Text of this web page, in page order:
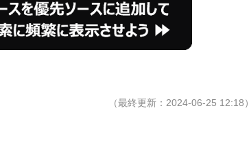
（最終更新：2024-06-25 12:18）